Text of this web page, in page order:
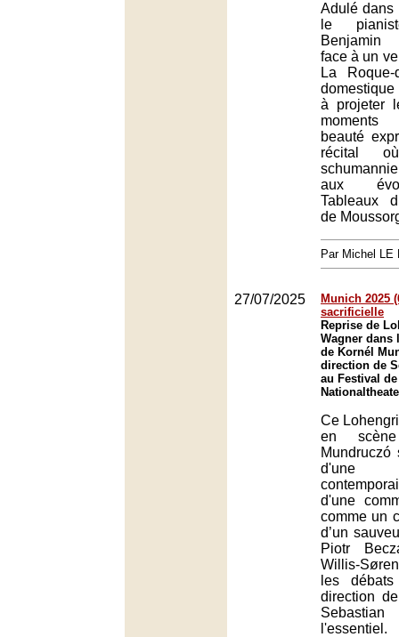
Adulé dans
le
Benjamin
face à un
La Roque-
à projeter
beauté
récital
aux
Tableaux
de
Par Michel LE
27/07/2025
Munich 2025
sacrificielle
Reprise de
Wagner dans
de Kornél
direction de
au Festival
Ce
en
d'une
d'une
comme un
d’un
Piotr
Willis-
les
direction
Sebastian
l'essentiel.